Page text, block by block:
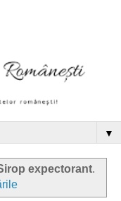
▼
expectorant.